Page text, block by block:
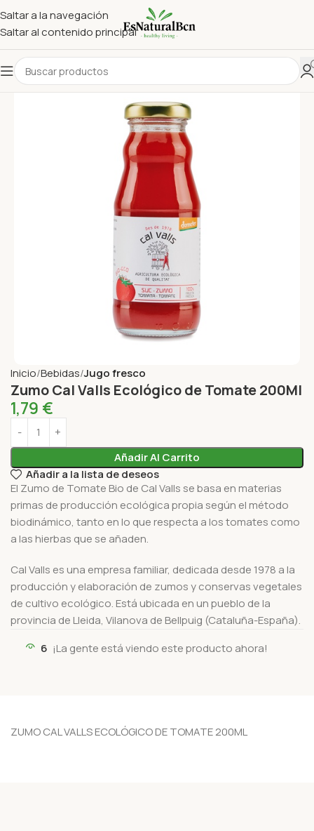
Saltar a la navegación
Saltar al contenido principal
Inicio Bebidas Jugo fresco
Zumo Cal Valls Ecológico de Tomate 200Ml
1,79 €
Añadir Al Carrito
Añadir a la lista de deseos
El Zumo de Tomate Bio de Cal Valls se basa en materias
primas de producción ecológica propia según el método
biodinámico, tanto en lo que respecta a los tomates como
a las hierbas que se añaden.
Cal Valls es una empresa familiar, dedicada desde 1978 a la
producción y elaboración de zumos y conservas vegetales
de cultivo ecológico. Está ubicada en un pueblo de la
provincia de Lleida, Vilanova de Bellpuig (Cataluña-España).
6 ¡La gente está viendo este producto ahora!
ZUMO CAL VALLS ECOLÓGICO DE TOMATE 200ML